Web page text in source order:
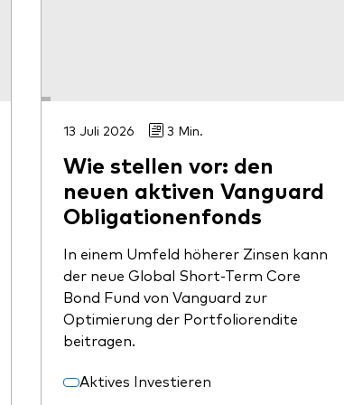
13 Juli 2026 3 Min.
Wie stellen vor: den
neuen aktiven Vanguard
Obligationenfonds
In einem Umfeld höherer Zinsen kann
der neue Global Short-Term Core
Bond Fund von Vanguard zur
Optimierung der Portfoliorendite
beitragen.
Aktives Investieren